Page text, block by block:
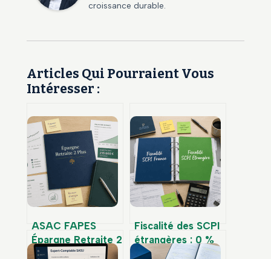
croissance durable.
Articles Qui Pourraient Vous
Intéresser :
ASAC FAPES
Épargne Retraite 2
: 0 % de frais,
Fiscalité des SCPI
étrangères : 0 %
de prélèvements